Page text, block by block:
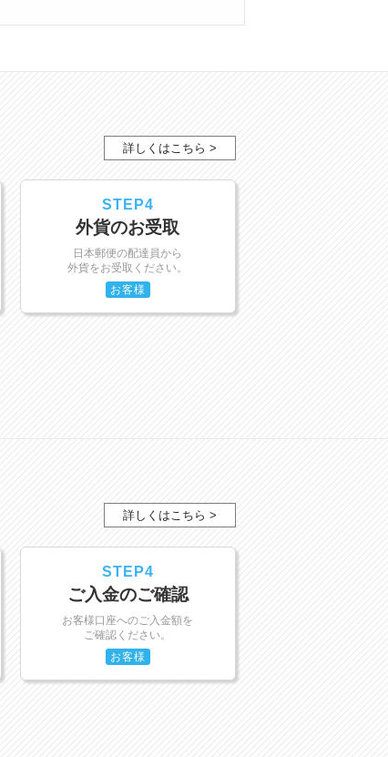
詳しくはこちら >
STEP4
外貨のお受取
日本郵便の配達員から
外貨をお受取ください。
お客様
詳しくはこちら >
STEP4
ご入金のご確認
お客様口座へのご入金額を
ご確認ください。
お客様